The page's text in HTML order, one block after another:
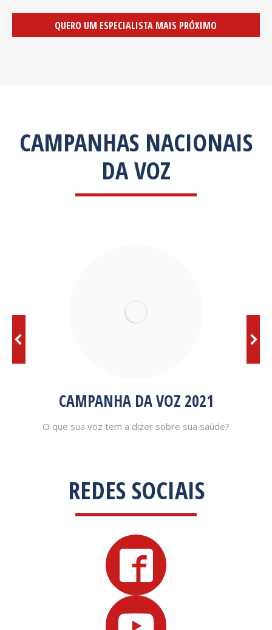
QUERO UM ESPECIALISTA MAIS PRÓXIMO
CAMPANHAS NACIONAIS
DA VOZ
CAMPANHA DA VOZ 2021
O que sua voz tem a dizer sobre sua saúde?
REDES SOCIAIS